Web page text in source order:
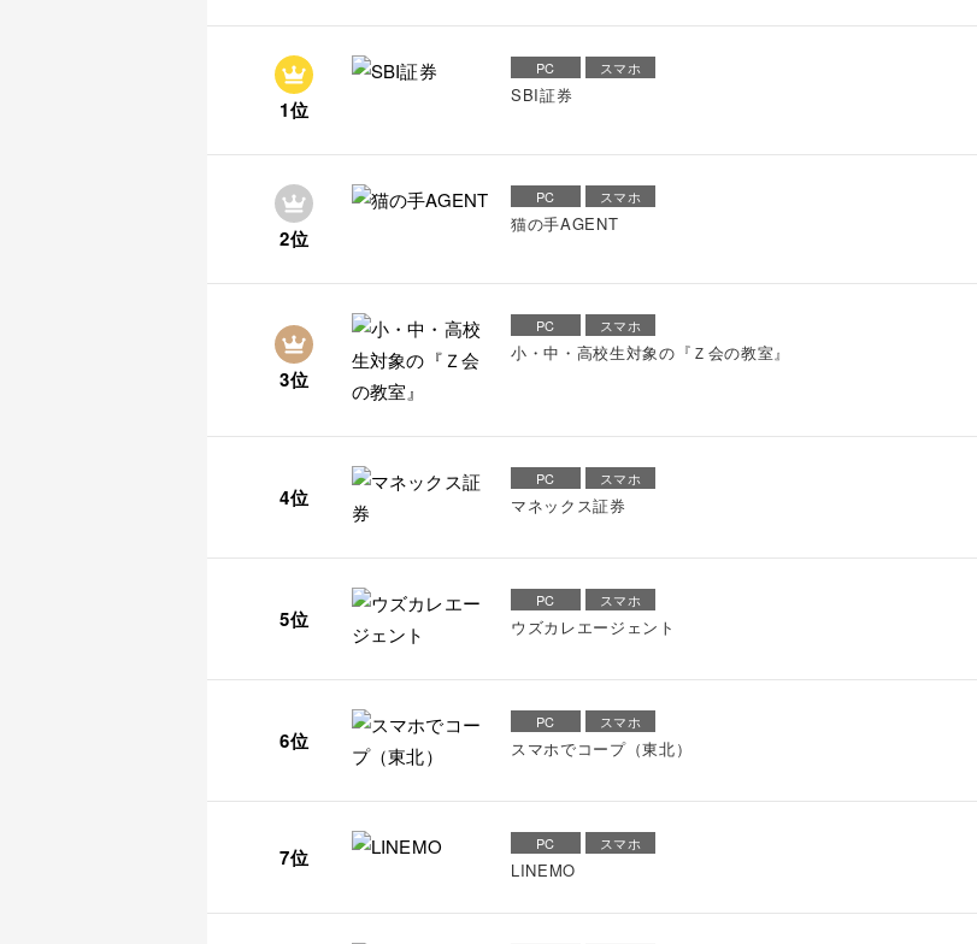
1位
PC スマホ
SBI証券
2位
PC スマホ
猫の手AGENT
3位
PC スマホ
小・中・高校生対象の『Ｚ会の教室』
4位
PC スマホ
マネックス証券
5位
PC スマホ
ウズカレエージェント
6位
PC スマホ
スマホでコープ（東北）
7位
PC スマホ
LINEMO